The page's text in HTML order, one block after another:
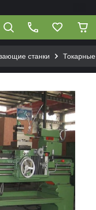
станки Токарные